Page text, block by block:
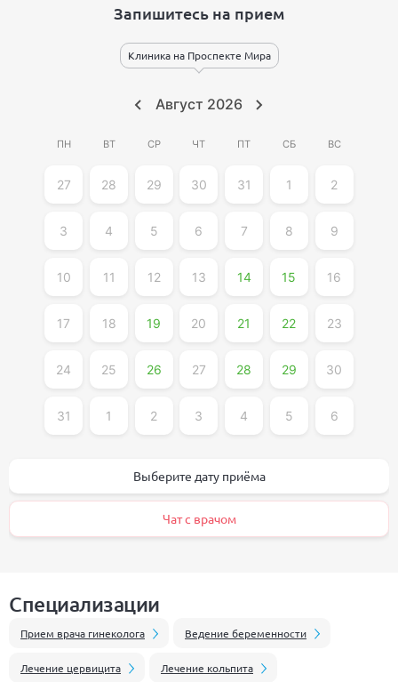
Запишитесь на прием
Клиника на Проспекте Мира
Август 2026
ПН ВТ СР ЧТ ПТ СБ ВС
27 28 29 30 31 1 2
3 4 5 6 7 8 9
10 11 12 13 14 15 16
17 18 19 20 21 22 23
24 25 26 27 28 29 30
31 1 2 3 4 5 6
Выберите дату приёма
Чат с врачом
Специализации
Прием врача гинеколога Ведение беременности
Лечение цервицита Лечение кольпита